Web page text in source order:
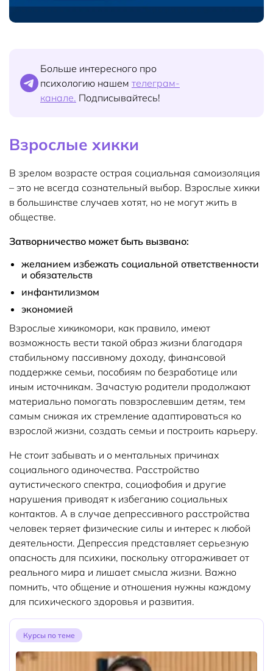
Больше интересного про
психологию нашем телеграм-
канале. Подписывайтесь!
Взрослые хикки
В зрелом возрасте острая социальная самоизоляция
– это не всегда сознательный выбор. Взрослые хикки
в большинстве случаев хотят, но не могут жить в
обществе.
Затворничество может быть вызвано:
желанием избежать социальной ответственности
и обязательств
инфантилизмом
экономией
Взрослые хикикомори, как правило, имеют
возможность вести такой образ жизни благодаря
стабильному пассивному доходу, финансовой
поддержке семьи, пособиям по безработице или
иным источникам. Зачастую родители продолжают
материально помогать повзрослевшим детям, тем
самым снижая их стремление адаптироваться ко
взрослой жизни, создать семьи и построить карьеру.
Не стоит забывать и о ментальных причинах
социального одиночества. Расстройство
аутистического спектра, социофобия и другие
нарушения приводят к избеганию социальных
контактов. А в случае депрессивного расстройства
человек теряет физические силы и интерес к любой
деятельности. Депрессия представляет серьезную
опасность для психики, поскольку отгораживает от
реального мира и лишает смысла жизни. Важно
помнить, что общение и отношения нужны каждому
для психического здоровья и развития.
Курсы по теме